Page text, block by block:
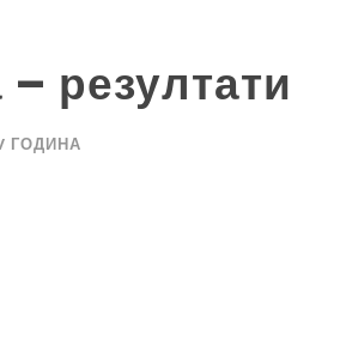
резултати
ГОДИНА